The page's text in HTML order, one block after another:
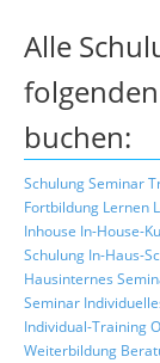
Alle
buchen:
SchulungSeminar
Fortbildung Lernen
Inhouse In-House-
Schulung In-Haus-
Hausinternes
Seminar
Individual-Training
Weiterbildung